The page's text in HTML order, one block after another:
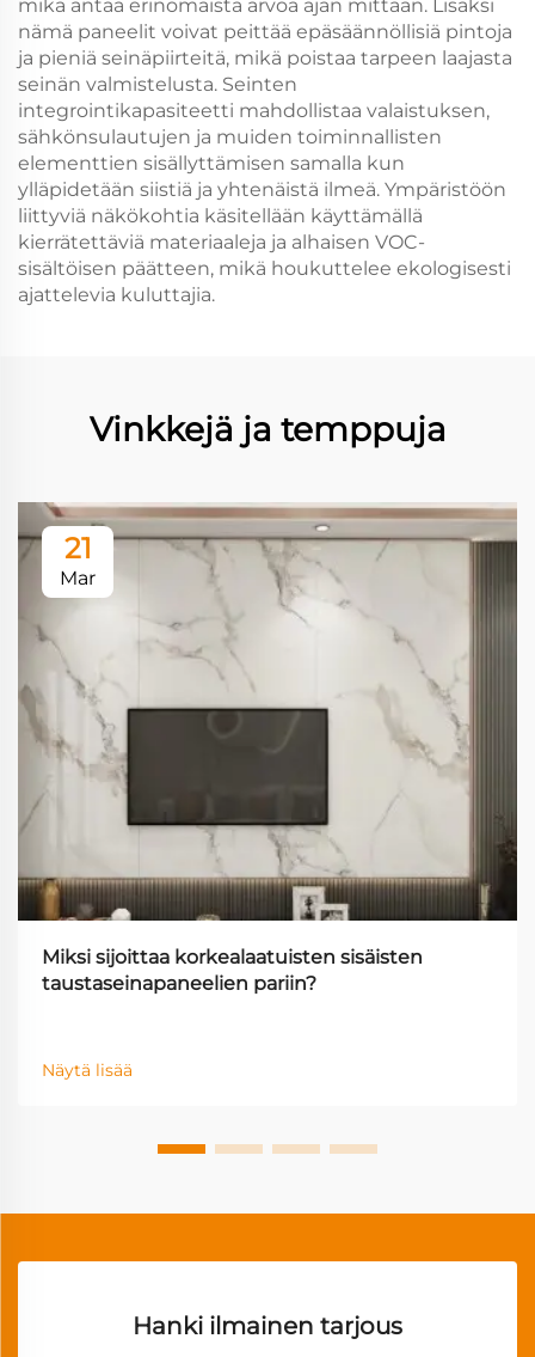
mikä antaa erinomaista arvoa ajan mittaan. Lisäksi
nämä paneelit voivat peittää epäsäännöllisiä pintoja
ja pieniä seinäpiirteitä, mikä poistaa tarpeen laajasta
seinän valmistelusta. Seinten
integrointikapasiteetti mahdollistaa valaistuksen,
sähkönsulautujen ja muiden toiminnallisten
elementtien sisällyttämisen samalla kun
ylläpidetään siistiä ja yhtenäistä ilmeä. Ympäristöön
liittyviä näkökohtia käsitellään käyttämällä
kierrätettäviä materiaaleja ja alhaisen VOC-
sisältöisen päätteen, mikä houkuttelee ekologisesti
ajattelevia kuluttajia.
Vinkkejä ja temppuja
21
Mar
Miksi sijoittaa korkealaatuisten sisäisten
taustaseinapaneelien pariin?
Näytä lisää
Hanki ilmainen tarjous